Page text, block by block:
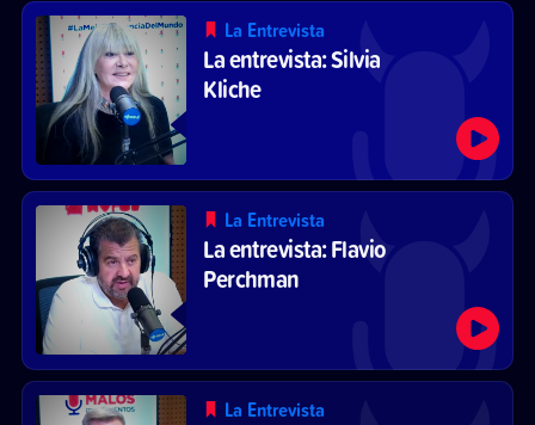
La Entrevista
La entrevista: Silvia
Kliche
La Entrevista
La entrevista: Flavio
Perchman
La Entrevista